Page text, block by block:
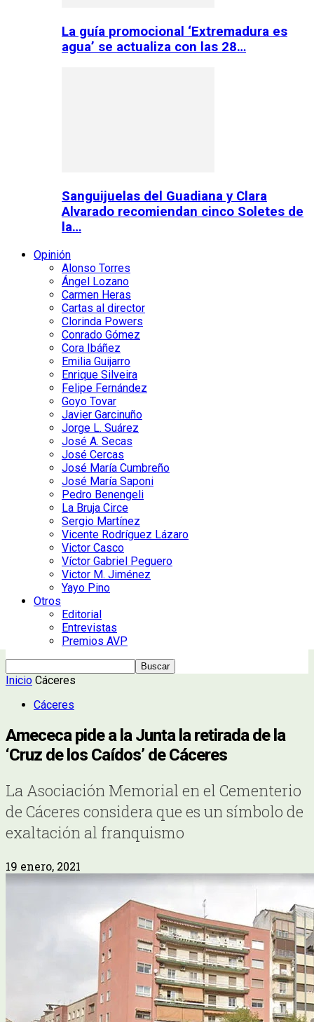
La guía promocional ‘Extremadura es
agua’ se actualiza con las 28…
Sanguijuelas del Guadiana y Clara
Alvarado recomiendan cinco Soletes de
la…
Opinión
Alonso Torres
Ángel Lozano
Carmen Heras
Cartas al director
Clorinda Powers
Conrado Gómez
Cora Ibáñez
Emilia Guijarro
Enrique Silveira
Felipe Fernández
Goyo Tovar
Javier Garcinuño
Jorge L. Suárez
José A. Secas
José Cercas
José María Cumbreño
José María Saponi
Pedro Benengeli
La Bruja Circe
Sergio Martínez
Vicente Rodríguez Lázaro
Victor Casco
Víctor Gabriel Peguero
Victor M. Jiménez
Yayo Pino
Otros
Editorial
Entrevistas
Premios AVP
Inicio Cáceres
Cáceres
Amececa pide a la Junta la retirada de la
‘Cruz de los Caídos’ de Cáceres
La Asociación Memorial en el Cementerio
de Cáceres considera que es un símbolo de
exaltación al franquismo
19 enero, 2021